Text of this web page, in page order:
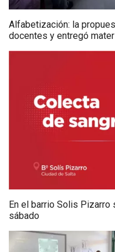
Alfabetización: la
docentes y entregó
En el barrio Solis Pizarro
sábado